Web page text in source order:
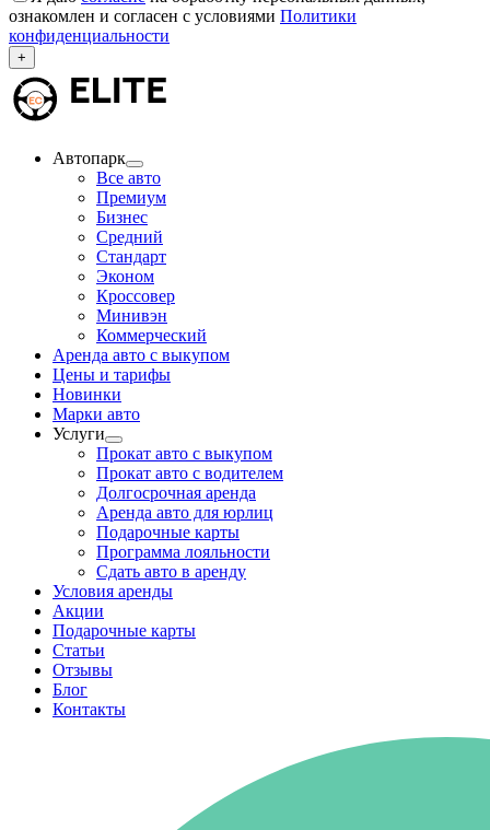
ознакомлен и согласен с условиями Политики
конфиденциальности
+
Автопарк
Все авто
Премиум
Бизнес
Средний
Стандарт
Эконом
Кроссовер
Минивэн
Коммерческий
Аренда авто с выкупом
Цены и тарифы
Новинки
Марки авто
Услуги
Прокат авто с выкупом
Прокат авто с водителем
Долгосрочная аренда
Аренда авто для юрлиц
Подарочные карты
Программа лояльности
Сдать авто в аренду
Условия аренды
Акции
Подарочные карты
Статьи
Отзывы
Блог
Контакты